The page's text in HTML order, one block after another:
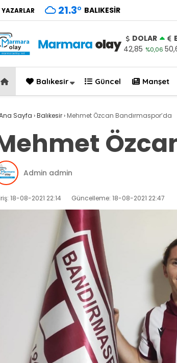
YAZARLAR 21.3° BALIKESIR
DOLAR
42,85 %0,06
Balıkesir Güncel Manşet
Sayfa ›Balıkesir› Mehmet Özcan Bandırmaspor’da
Admin admin
18-08-2021 22:14 Güncelleme: 18-08-2021 22:47